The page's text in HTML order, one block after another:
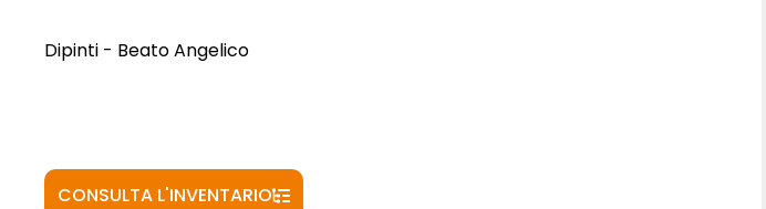
Dipinti - Beato Angelico
CONSULTA L'INVENTARIO